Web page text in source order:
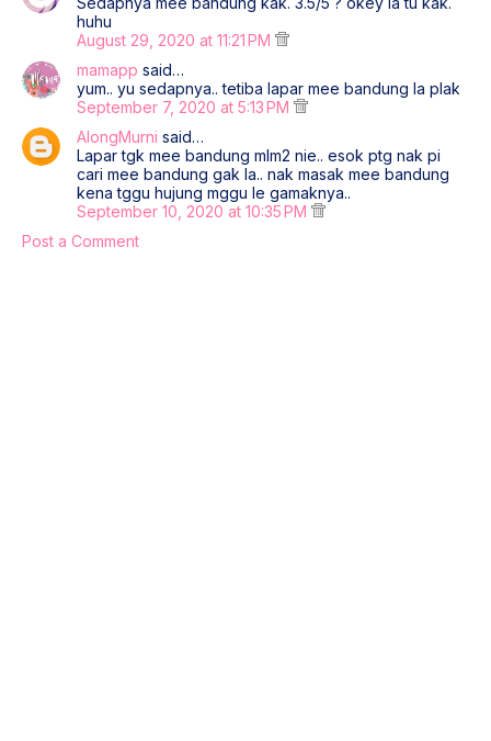
huhu
August 29, 2020 at 11:21 PM
mamapp said…
yum.. yu sedapnya.. tetiba lapar mee bandung la plak
September 7, 2020 at 5:13 PM
AlongMurni said…
Lapar tgk mee bandung mlm2 nie.. esok ptg nak pi
cari mee bandung gak la.. nak masak mee bandung
kena tggu hujung mggu le gamaknya..
September 10, 2020 at 10:35 PM
Post a Comment